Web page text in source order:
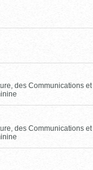
des Communications et
des Communications et